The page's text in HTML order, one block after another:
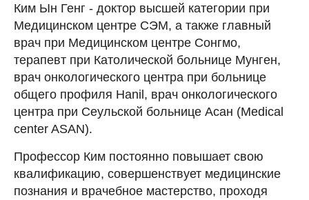
Ким Ын Генг - доктор высшей категории при
Медицинском центре СЭМ, а также главный
врач при Медицинском центре Сонгмо,
терапевт при Католической больнице Мунген,
врач онкологического центра при больнице
общего профиля Hanil, врач онкологического
центра при Сеульской больнице Асан (Medical
center ASAN).
Профессор Ким постоянно повышает свою
квалификацию, совершенствует медицинские
познания и врачебное мастерство, проходя